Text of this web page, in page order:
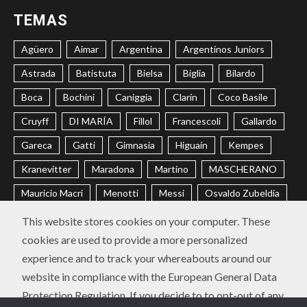
TEMAS
Agüero Aimar Argentina Argentinos Juniors
Astrada Batistuta Bielsa Biglia Bilardo
Boca Bochini Caniggia Clarín Coco Basile
Cruyff DI MARÍA Fillol Francescoli Gallardo
Gareca Gatti Gimnasia Higuaín Kempes
Kranevitter Maradona Martino MASCHERANO
Mauricio Macri Menotti Messi Osvaldo Zubeldía
Passarella Pochettino Ramón Díaz
Riquelme River Russo Sabella Sampaoli
Selección Argentina Trobbiani Veira Vélez
CONTACTO POLÍTICA DE PRIVACIDAD
This website stores cookies on your computer. These
cookies are used to provide a more personalized
experience and to track your whereabouts around our
website in compliance with the European General Data
Protection Regulation. If you decide to to opt-out of any